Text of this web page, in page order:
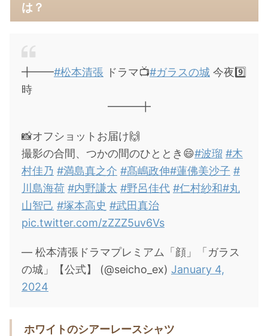
は？
╋━━#松本清張 ドラマ📺#ガラスの城 今夜9️⃣
時
━━━╋
📸オフショットお届け🙌
撮影の合間、つかの間のひととき😄#波瑠 #木
村佳乃 #満島真之介 #髙嶋政伸#蓮佛美沙子 #
川島海荷 #内野謙太 #野呂佳代 #仁村紗和#丸
山智己 #塚本高史 #武田真治
pic.twitter.com/zZZZ5uv6Vs
— 松本清張ドラマプレミアム「顔」「ガラス
の城」【公式】 (@seicho_ex) January 4,
2024
ホワイトのシアーレースシャツ